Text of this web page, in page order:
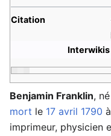
Citation
Interwikis
Benjamin Franklin,
mort le 17 avril 1790
imprimeur, physicien